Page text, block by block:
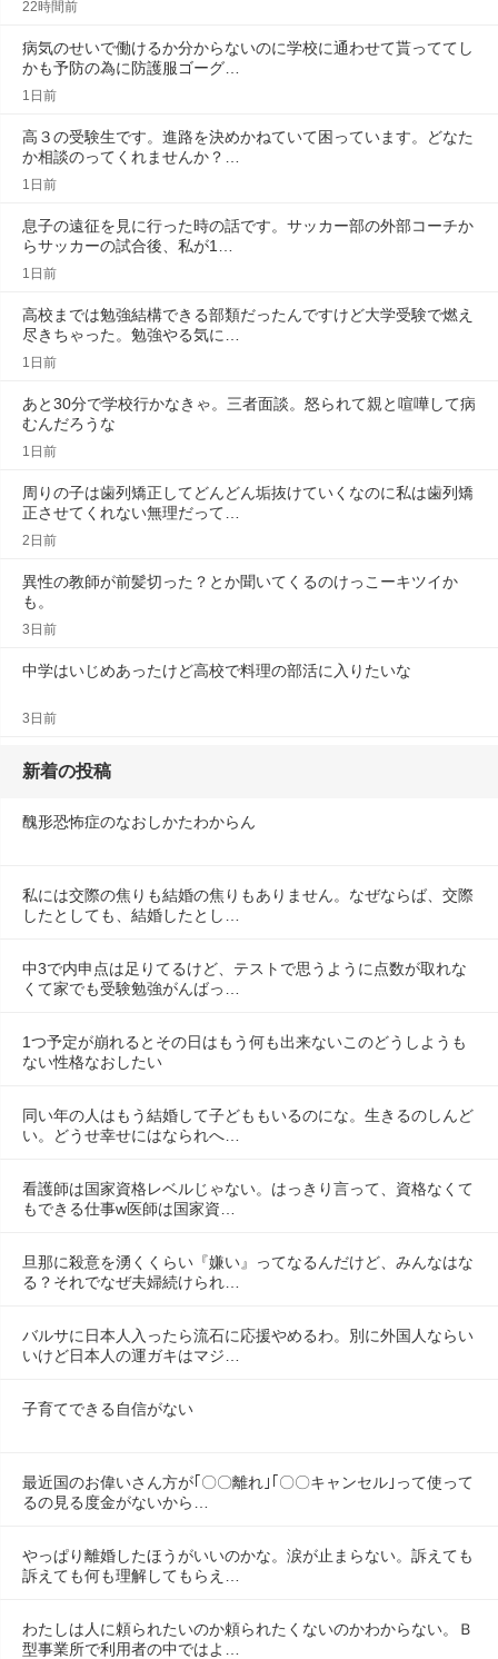
22時間前
病気のせいで働けるか分からないのに学校に通わせて貰っててし
かも予防の為に防護服ゴーグ…
1日前
高３の受験生です。進路を決めかねていて困っています。どなた
か相談のってくれませんか？…
1日前
息子の遠征を見に行った時の話です。サッカー部の外部コーチか
らサッカーの試合後、私が1…
1日前
高校までは勉強結構できる部類だったんですけど大学受験で燃え
尽きちゃった。勉強やる気に…
1日前
あと30分で学校行かなきゃ。三者面談。怒られて親と喧嘩して病
むんだろうな
1日前
周りの子は歯列矯正してどんどん垢抜けていくなのに私は歯列矯
正させてくれない無理だって…
2日前
異性の教師が前髪切った？とか聞いてくるのけっこーキツイか
も。
3日前
中学はいじめあったけど高校で料理の部活に入りたいな
3日前
新着の投稿
醜形恐怖症のなおしかたわからん
私には交際の焦りも結婚の焦りもありません。なぜならば、交際
したとしても、結婚したとし…
中3で内申点は足りてるけど、テストで思うように点数が取れな
くて家でも受験勉強がんばっ…
1つ予定が崩れるとその日はもう何も出来ないこのどうしようも
ない性格なおしたい
同い年の人はもう結婚して子どももいるのにな。生きるのしんど
い。どうせ幸せにはなられへ…
看護師は国家資格レベルじゃない。はっきり言って、資格なくて
もできる仕事w医師は国家資…
旦那に殺意を湧くくらい『嫌い』ってなるんだけど、みんなはな
る？それでなぜ夫婦続けられ…
バルサに日本人入ったら流石に応援やめるわ。別に外国人ならい
いけど日本人の運ガキはマジ…
子育てできる自信がない
最近国のお偉いさん方が｢〇〇離れ｣｢〇〇キャンセル｣って使って
るの見る度金がないから…
やっぱり離婚したほうがいいのかな。涙が止まらない。訴えても
訴えても何も理解してもらえ…
わたしは人に頼られたいのか頼られたくないのかわからない。Ｂ
型事業所で利用者の中ではよ…